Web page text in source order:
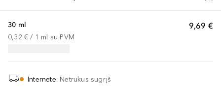
9,69 €
30 ml
0,32 € / 1 ml su PVM
Internete: Netrukus sugrįš